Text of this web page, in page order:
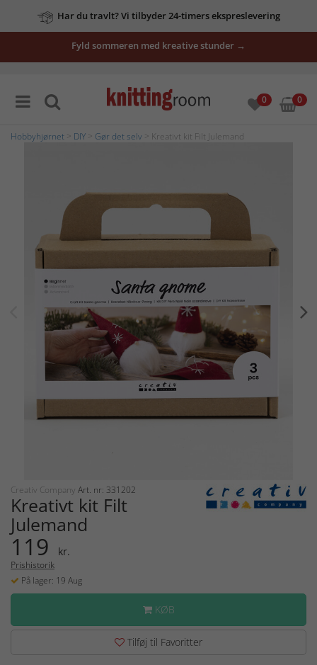
Har du travlt? Vi tilbyder 24-timers ekspreslevering
Fyld sommeren med kreative stunder →
0 0
Hobbyhjørnet DIY Gør det selv > Kreativt kit Filt Julemand
Creativ Company Art. nr: 331202
Kreativt kit Filt
Julemand
119 kr.
Prishistorik
På lager: 19 Aug
KØB
Tilføj til Favoritter